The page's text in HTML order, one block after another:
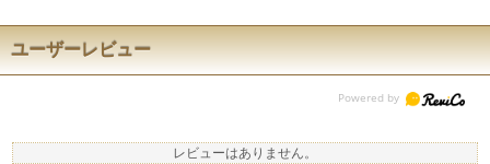
ユーザーレビュー
レビューはありません。